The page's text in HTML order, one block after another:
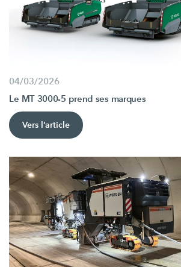
04/03/2026
Le MT 3000-5 prend ses marques
Vers l’article